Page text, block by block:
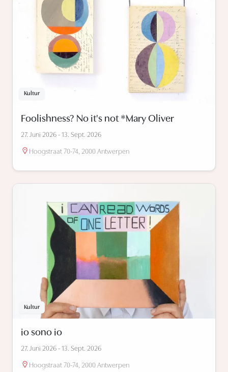
Kultur
Foolishness? No it's not *Mary Oliver
27. Juni 2026 - 13. Sept. 2026
Hoogstraat 70-74, 2000 Antwerpen
Kultur
io sono io
27. Juni 2026 - 13. Sept. 2026
Hoogstraat 70-74, 2000 Antwerpen